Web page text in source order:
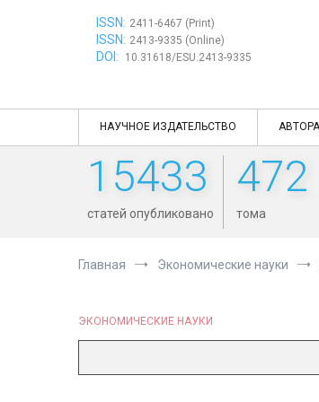
ISSN: 2411-6467 (Print)
ISSN: 2413-9335 (Online)
DOI: 10.31618/ESU.2413-9335
НАУЧНОЕ ИЗДАТЕЛЬСТВО
15433
статей опубликовано
472
тома
Главная Экономические науки
ЭКОНОМИЧЕСКИЕ НАУКИ